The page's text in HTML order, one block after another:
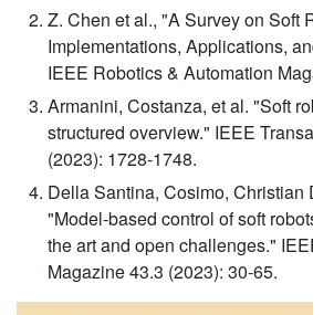
Z. Chen et al., "A Survey on Soft
Implementations, Applications,
IEEE Robotics & Automation
Armanini, Costanza, et al. "Soft
structured overview." IEEE
(2023): 1728-1748.
Della Santina, Cosimo,
"Model-based control of soft
the art and open challenges."
Magazine 43.3 (2023): 30-65.